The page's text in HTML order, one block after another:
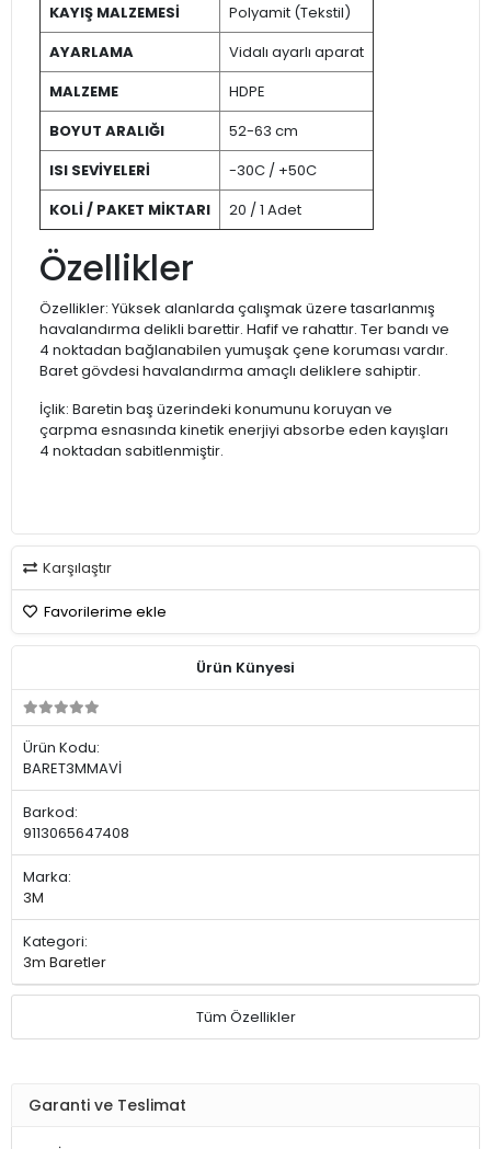
KAYIŞ MALZEMESİ
Polyamit (Tekstil)
AYARLAMA
Vidalı ayarlı aparat
MALZEME
HDPE
BOYUT ARALIĞI
52-63 cm
ISI SEVİYELERİ
-30C / +50C
KOLİ / PAKET MİKTARI
20 / 1 Adet
Özellikler
Özellikler: Yüksek alanlarda çalışmak üzere tasarlanmış
havalandırma delikli barettir. Hafif ve rahattır. Ter bandı ve
4 noktadan bağlanabilen yumuşak çene koruması vardır.
Baret gövdesi havalandırma amaçlı deliklere sahiptir.
İçlik: Baretin baş üzerindeki konumunu koruyan ve
çarpma esnasında kinetik enerjiyi absorbe eden kayışları
4 noktadan sabitlenmiştir.
Karşılaştır
Favorilerime ekle
Ürün Künyesi
Ürün Kodu:
BARET3MMAVİ
Barkod:
9113065647408
Marka:
3M
Kategori:
3m Baretler
Tüm Özellikler
Garanti ve Teslimat